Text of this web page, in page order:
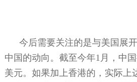
今后需要关注的是与美国展
中国的动向。截至今年1 月，中
美元。如果加上香港的，实际上